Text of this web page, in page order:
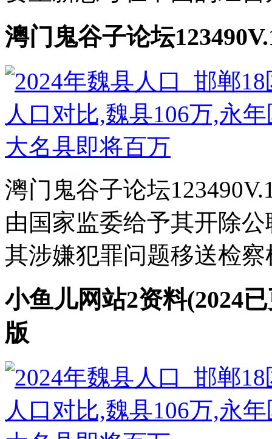
澚门鬼谷子论坛
澚门鬼谷子论坛
由国家监委给予其开除
其涉嫌犯罪问题移送检
小鱼儿网站2资料(2024
版